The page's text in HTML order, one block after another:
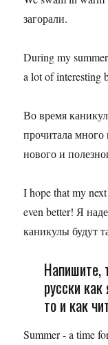
загорали.
During my
a lot of interesting
Во время
прочитала
нового и
I hope that my
even better! Я
каникулы будут
Напишите,
русски
то и как
Summer - a time